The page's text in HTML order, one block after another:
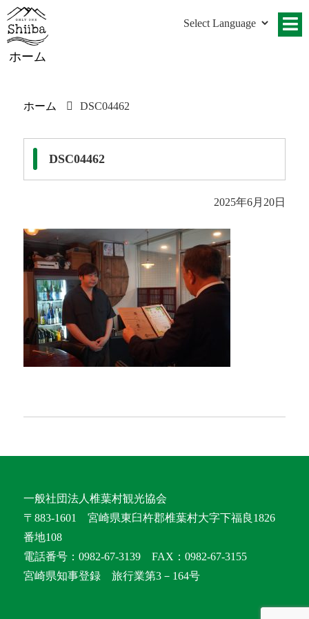
ホーム
ホーム DSC04462
DSC04462
2025年6月20日
一般社団法人椎葉村観光協会
〒883-1601 宮崎県東臼杵郡椎葉村大字下福良1826
番地108
電話番号：0982-67-3139 FAX：0982-67-3155
宮崎県知事登録 旅行業第3－164号